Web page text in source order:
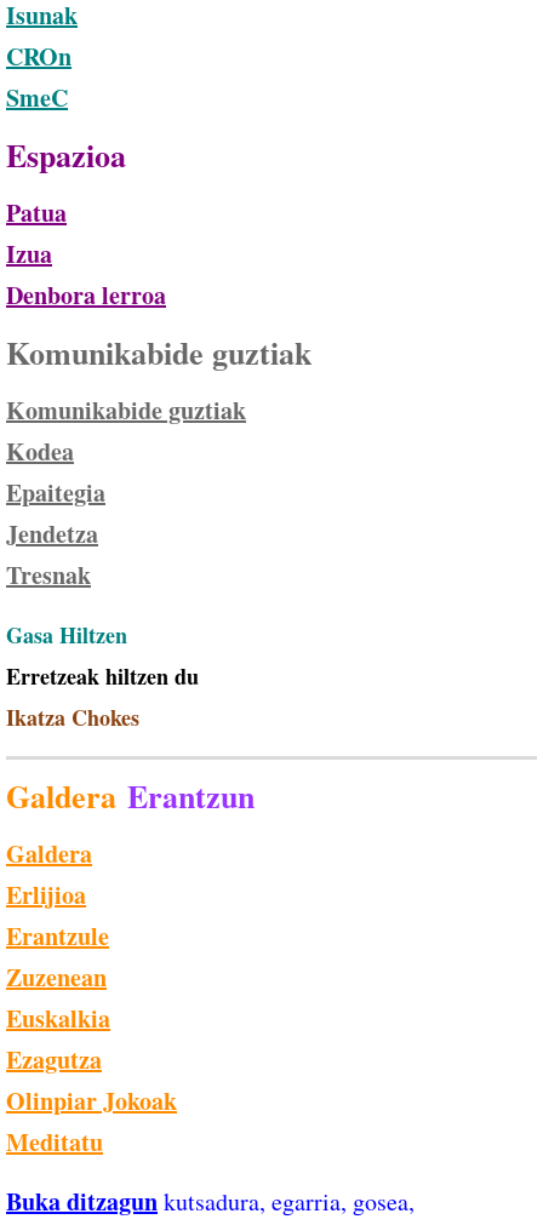
Isunak
CROn
SmeC
Espazioa
Patua
Izua
Denbora lerroa
Komunikabide guztiak
Komunikabide guztiak
Kodea
Epaitegia
Jendetza
Tresnak
Gasa Hiltzen
Erretzeak hiltzen du
Ikatza Chokes
Galdera Erantzun
Galdera
Erlijioa
Erantzule
Zuzenean
Euskalkia
Ezagutza
Olinpiar Jokoak
Meditatu
Buka ditzagunkutsadura, egarria, gosea,